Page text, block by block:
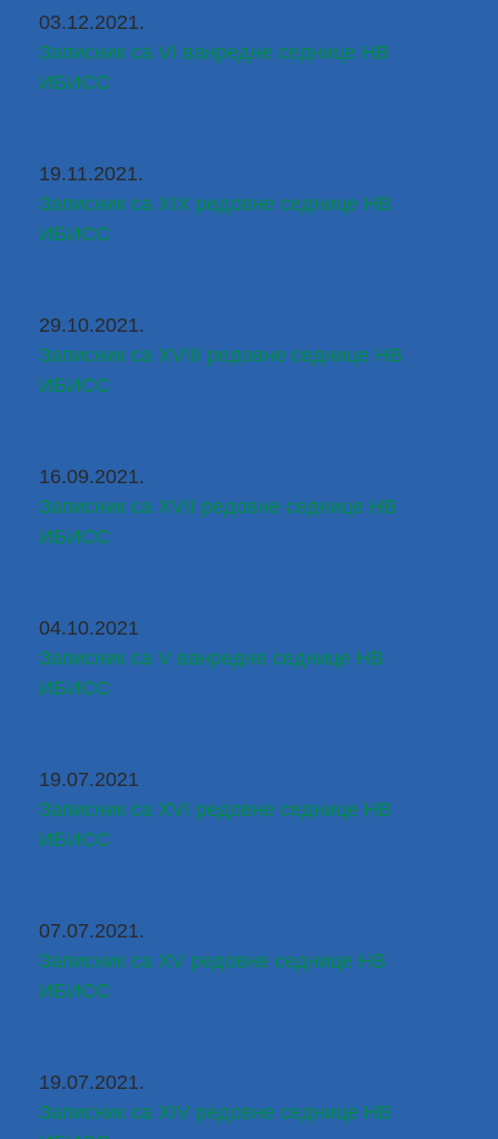
03.12.2021.
Записник са VI ванредне седнице НВ
ИБИСС
19.11.2021.
Записник са XIX редовне седнице НВ
ИБИСС
29.10.2021.
Записник са XVIII редовне седнице НВ
ИБИСС
16.09.2021.
Записник са XVII редовне седнице НВ
ИБИСС
04.10.2021
Записник са V ванредне седнице НВ
ИБИСС
19.07.2021
Записник са XVI редовне седнице НВ
ИБИСС
07.07.2021.
Записник са XV редовне седнице НВ
ИБИСС
19.07.2021.
Записник са XIV редовне седнице НВ